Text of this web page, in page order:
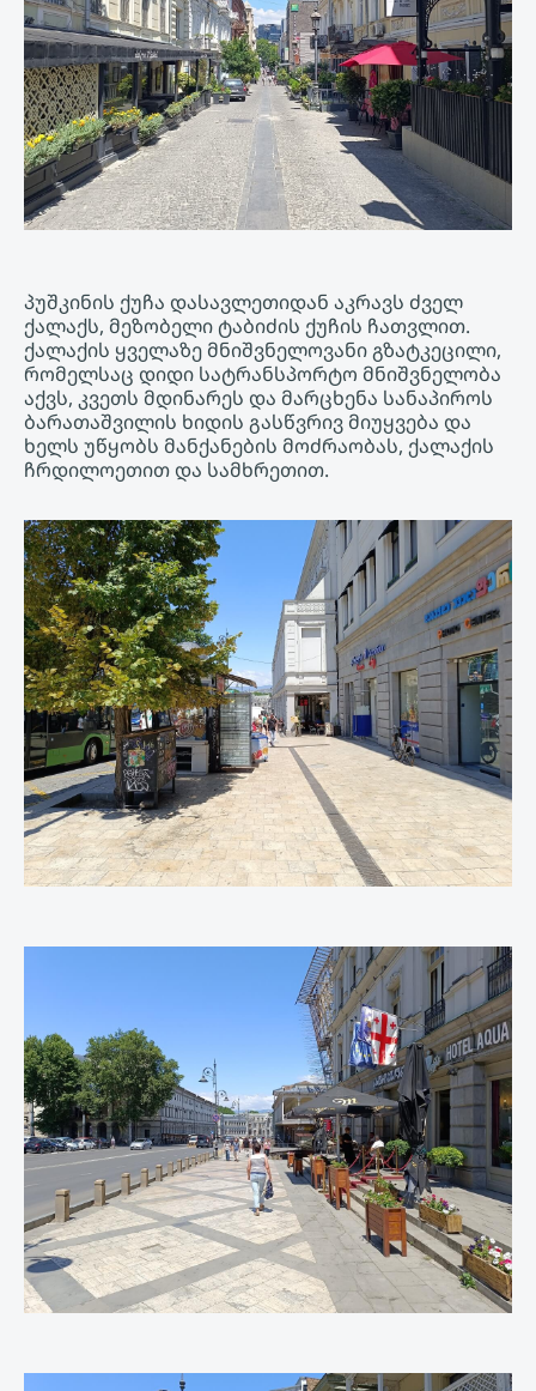
პუშკინის ქუჩა დასავლეთიდან აკრავს ძველ
ქალაქს, მეზობელი ტაბიძის ქუჩის ჩათვლით.
ქალაქის ყველაზე მნიშვნელოვანი გზატკეცილი,
რომელსაც დიდი სატრანსპორტო მნიშვნელობა
აქვს, კვეთს მდინარეს და მარცხენა სანაპიროს
ბარათაშვილის ხიდის გასწვრივ მიუყვება და
ხელს უწყობს მანქანების მოძრაობას, ქალაქის
ჩრდილოეთით და სამხრეთით.